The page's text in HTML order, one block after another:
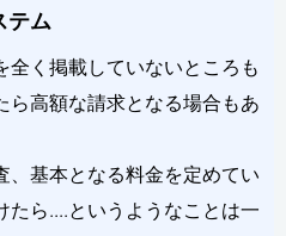
テム
全く掲載していないところも
ら高額な請求となる場合もあ
、基本となる料金を定めてい
たら....というようなことは一